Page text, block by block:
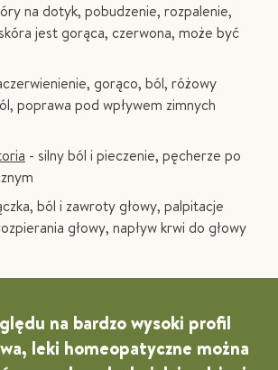
na dotyk, pobudzenie, rozpalenie,
jest gorąca, czerwona, może być
gorąco, ból, różowy
poprawa pod wpływem zimnych
- silny ból i pieczenie, pęcherze po
ból i zawroty głowy, palpitacje
głowy, napływ krwi do głowy
na bardzo wysoki profil
leki homeopatyczne można